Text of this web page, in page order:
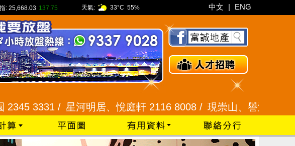
: 25,668.03 137.75 天氣: 33°C 55% 中文 | ENG
/ 星河明居、悅庭軒 2116 8008 / 現崇山、譽港灣 2345